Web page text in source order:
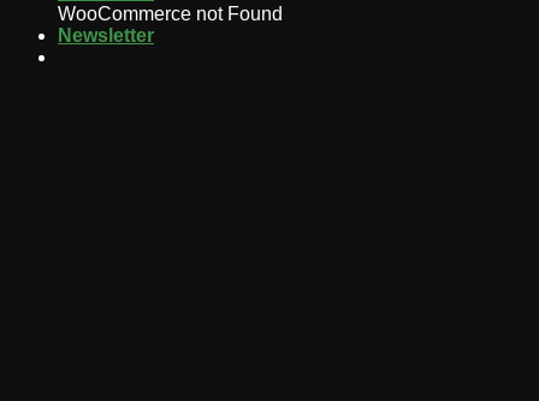
WooCommerce not Found
Newsletter